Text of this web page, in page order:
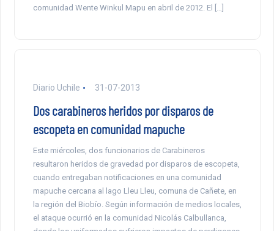
comunidad Wente Winkul Mapu en abril de 2012. El […]
Diario Uchile 31-07-2013
Dos carabineros heridos por disparos de
escopeta en comunidad mapuche
Este miércoles, dos funcionarios de Carabineros
resultaron heridos de gravedad por disparos de escopeta,
cuando entregaban notificaciones en una comunidad
mapuche cercana al lago Lleu Lleu, comuna de Cañete, en
la región del Biobío. Según información de medios locales,
el ataque ocurrió en la comunidad Nicolás Calbullanca,